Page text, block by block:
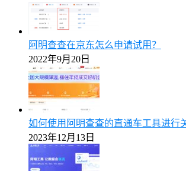
阿明查查在京东怎么申请试用？
2022年9月20日
如何使用阿明查查的直通车工具进行
2023年12月13日